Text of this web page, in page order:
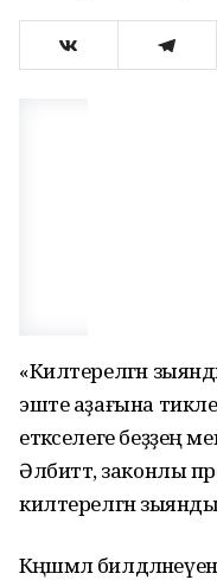
«Килтерелгән
эште аҙағына
етәкселеге беҙҙең
Әлбиттә, законлы
килтерелгән
Кәңәшмәлә